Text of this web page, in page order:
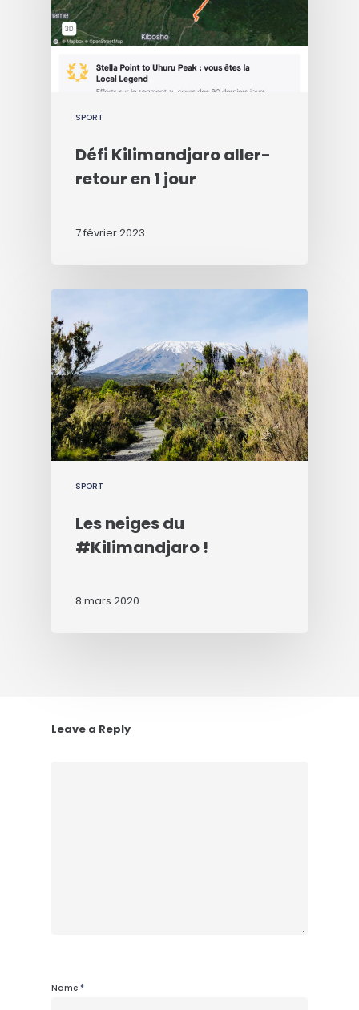
SPORT
Défi Kilimandjaro aller-
retour en 1 jour
7 février 2023
SPORT
Les neiges du
#Kilimandjaro !
8 mars 2020
Leave a Reply
Name *